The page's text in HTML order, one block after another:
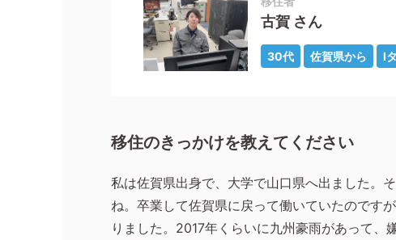
古賀 さん
30代 佐賀県から I
移住のきっかけを教えてください
私は佐賀県出身で、大学で山口県へ出ました。
ね。卒業して佐賀県に戻って働いていたのです
りました。 2017年くらいに九州豪雨があって、